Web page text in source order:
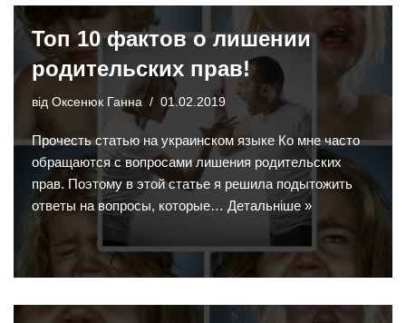
Топ 10 фактов о лишении
родительских прав!
від Оксенюк Ганна 01.02.2019
Прочесть статью на украинском языке Ко мне часто
обращаются с вопросами лишения родительских
прав. Поэтому в этой статье я решила подытожить
ответы на вопросы, которые… Детальніше »